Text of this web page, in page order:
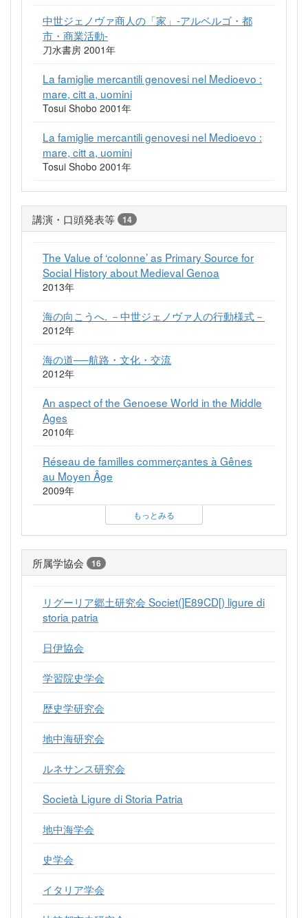
中世ジェノヴァ商人の「家」-アルベルゴ・都
市・商業活動-
刀水書房 2001年
La famiglie mercantili genovesi nel Medioevo :
mare, citt a, uomini
Tosui Shobo 2001年
La famiglie mercantili genovesi nel Medioevo :
mare, citt a, uomini
Tosui Shobo 2001年
講演・口頭発表等 14
The Value of ‘colonne’ as Primary Source for
Social History about Medieval Genoa
2013年
海の向こうへ. －中世ジェノヴァ人の行動様式－
2012年
海の道──航路・文化・交流
2012年
An aspect of the Genoese World in the Middle
Ages
2010年
Réseau de familles commerçantes à Gênes
au Moyen Âge
2009年
もっとみる
所属学協会 16
リグーリア郷土研究会 Societ(]E89CD[) ligure di
storia patria
日伊協会
学習院史学会
歴史学研究会
地中海研究会
ルネサンス研究会
Società Ligure di Storia Patria
地中海学会
史学会
イタリア学会